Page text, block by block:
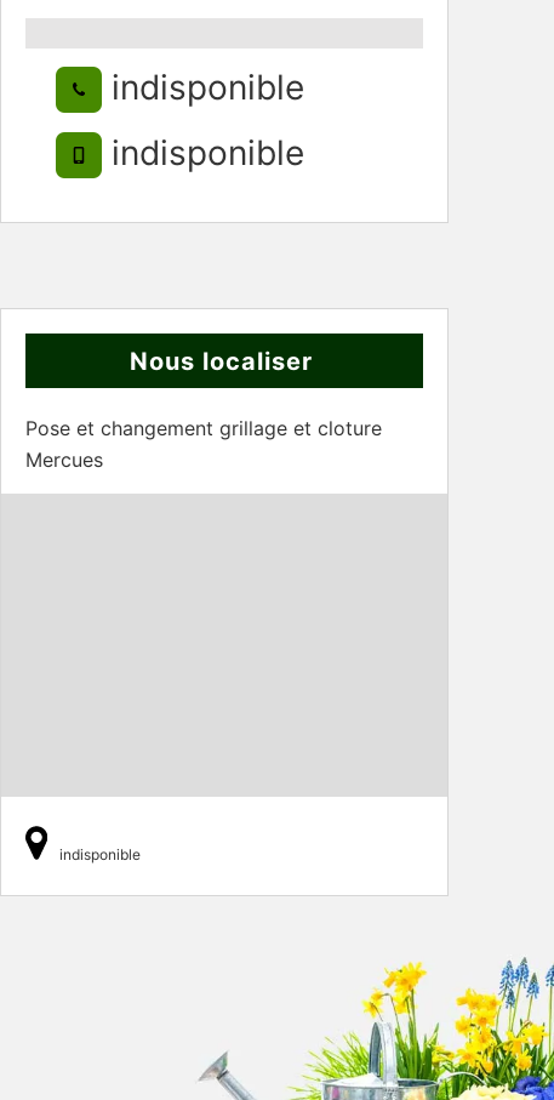
indisponible
indisponible
Nous localiser
Pose et changement grillage et cloture
Mercues
indisponible